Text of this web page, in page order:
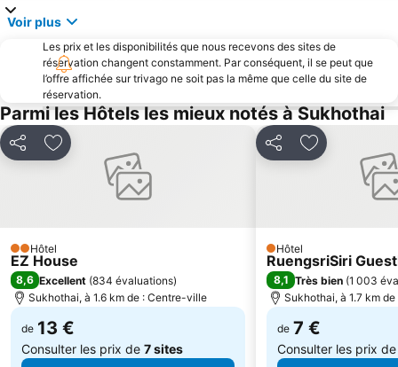
Voir plus
Les prix et les disponibilités que nous recevons des sites de
réservation changent constamment. Par conséquent, il se peut que
l’offre affichée sur trivago ne soit pas la même que celle du site de
réservation.
Parmi les Hôtels les mieux notés à Sukhothai
PartagerAjouter à mes favoris
2 Étoiles
Hôtel
EZ House
8,6 Excellent (834 évaluations)
Sukhothai, à 1.6 km de : Centre-ville
de 13 €
Consulter les prix de 7 sites
PartagerAjouter à
1 Étoiles
Hôtel
RuengsriSiri
8,1 Très bien (1 003
Sukhothai, à 1.7 km
de 7 €
Consulter les prix